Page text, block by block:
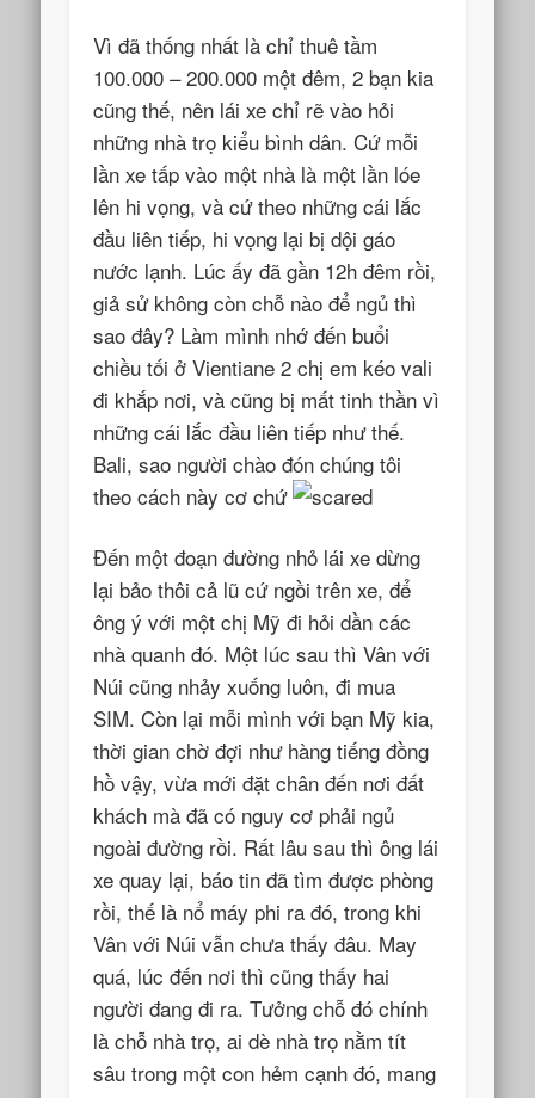
Vì đã thống nhất là chỉ thuê tầm
100.000 – 200.000 một đêm, 2 bạn kia
cũng thế, nên lái xe chỉ rẽ vào hỏi
những nhà trọ kiểu bình dân. Cứ mỗi
lần xe tấp vào một nhà là một lần lóe
lên hi vọng, và cứ theo những cái lắc
đầu liên tiếp, hi vọng lại bị dội gáo
nước lạnh. Lúc ấy đã gần 12h đêm rồi,
giả sử không còn chỗ nào để ngủ thì
sao đây? Làm mình nhớ đến buổi
chiều tối ở Vientiane 2 chị em kéo vali
đi khắp nơi, và cũng bị mất tinh thần vì
những cái lắc đầu liên tiếp như thế.
Bali, sao người chào đón chúng tôi
theo cách này cơ chứ
Đến một đoạn đường nhỏ lái xe dừng
lại bảo thôi cả lũ cứ ngồi trên xe, để
ông ý với một chị Mỹ đi hỏi dần các
nhà quanh đó. Một lúc sau thì Vân với
Núi cũng nhảy xuống luôn, đi mua
SIM. Còn lại mỗi mình với bạn Mỹ kia,
thời gian chờ đợi như hàng tiếng đồng
hồ vậy, vừa mới đặt chân đến nơi đất
khách mà đã có nguy cơ phải ngủ
ngoài đường rồi. Rất lâu sau thì ông lái
xe quay lại, báo tin đã tìm được phòng
rồi, thế là nổ máy phi ra đó, trong khi
Vân với Núi vẫn chưa thấy đâu. May
quá, lúc đến nơi thì cũng thấy hai
người đang đi ra. Tưởng chỗ đó chính
là chỗ nhà trọ, ai dè nhà trọ nằm tít
sâu trong một con hẻm cạnh đó, mang